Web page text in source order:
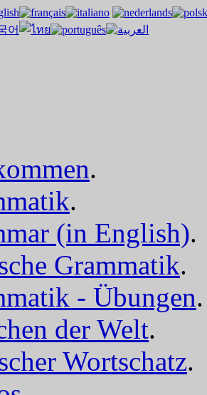
.
.
(in English).
Grammatik.
- Übungen.
der Welt.
Wortschatz.